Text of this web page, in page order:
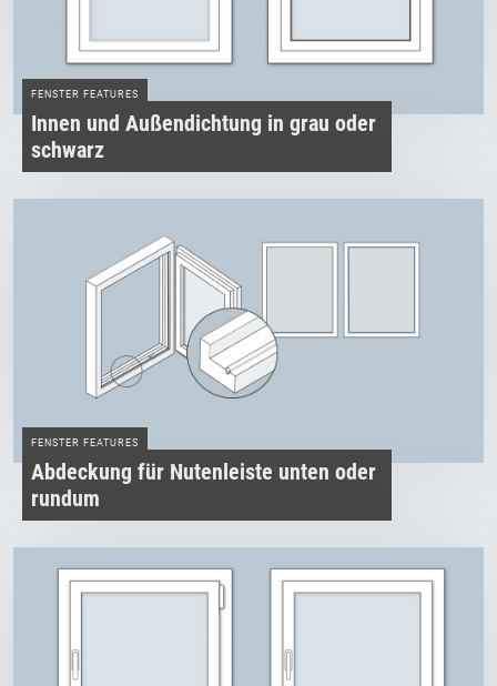
FENSTER FEATURES
Innen­ und Außendichtung in grau oder
schwarz
FENSTER FEATURES
Abdeckung für Nutenleiste unten oder
rundum